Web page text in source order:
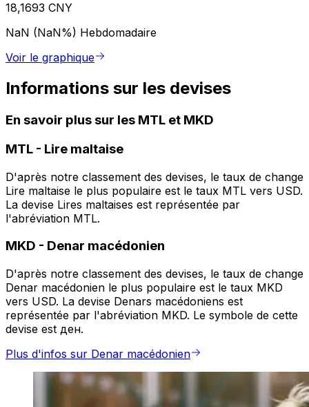
18,1693 CNY
NaN (NaN%) Hebdomadaire
Voir le graphique
Informations sur les devises
En savoir plus sur les MTL et MKD
MTL - Lire maltaise
D'après notre classement des devises, le taux de change
Lire maltaise le plus populaire est le taux MTL vers USD.
La devise Lires maltaises est représentée par
l'abréviation MTL.
MKD - Denar macédonien
D'après notre classement des devises, le taux de change
Denar macédonien le plus populaire est le taux MKD
vers USD. La devise Denars macédoniens est
représentée par l'abréviation MKD. Le symbole de cette
devise est ден.
Plus d'infos sur Denar macédonien